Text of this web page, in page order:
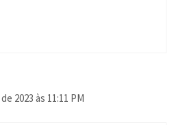
2023 às 11:11 PM